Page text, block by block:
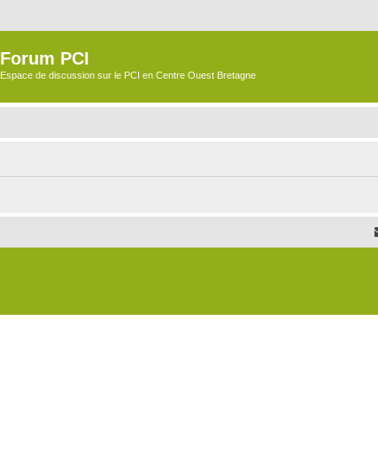
Forum PCI
Espace de discussion sur le PCI en Centre Ouest Bretagne